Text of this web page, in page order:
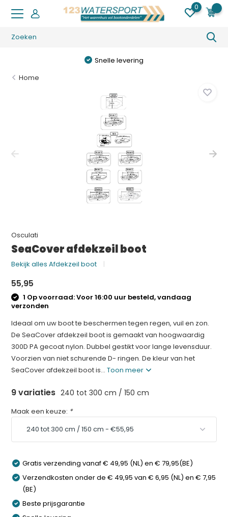
0
Snelle levering
Home
Osculati
SeaCover afdekzeil boot
Bekijk alles Afdekzeil boot
55,95
1 Op voorraad: Voor 16:00 uur besteld, vandaag
verzonden
Ideaal om uw boot te beschermen tegen regen, vuil en zon.
De SeaCover afdekzeil boot is gemaakt van hoogwaardig
300D PA gecoat nylon. Dubbel gestikt voor lange levensduur.
Voorzien van niet schurende D- ringen. De kleur van het
SeaCover afdekzeil boot is...Toon meer
9 variaties 240 tot 300 cm / 150 cm
Maak een keuze: *
Gratis verzending vanaf € 49,95 (NL) en € 79,95(BE)
Verzendkosten onder de € 49,95 van € 6,95 (NL) en € 7,95
(BE)
Beste prijsgarantie